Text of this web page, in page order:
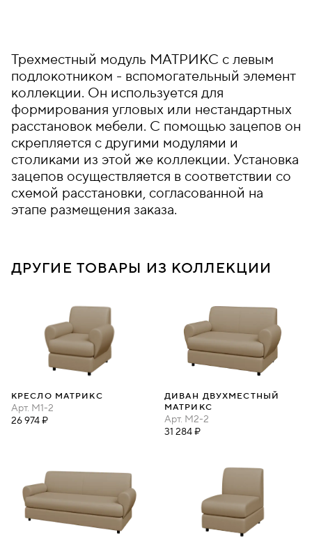
Трехместный модуль МАТРИКС с левым
подлокотником - вспомогательный элемент
коллекции. Он используется для
формирования угловых или нестандартных
расстановок мебели. С помощью зацепов он
скрепляется с другими модулями и
столиками из этой же коллекции. Установка
зацепов осуществляется в соответствии со
схемой расстановки, согласованной на
этапе размещения заказа.
ДРУГИЕ ТОВАРЫ ИЗ КОЛЛЕКЦИИ
КРЕСЛО МАТРИКС
Арт. M1-2
26 974 ₽
ДИВАН ДВУХМЕСТНЫЙ
МАТРИКС
Арт. M2-2
31 284 ₽